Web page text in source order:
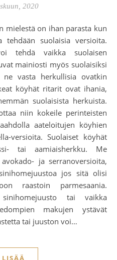
2020
tehdään suolaisia versioita.
tehdä vaikka suolaisen
mainiosti myös suolaisiksi
vasta herkullisia ovatkin
köyhät ritarit ovat ihania,
suolaisista herkuista.
niin kokeile perinteisten
aateloitujen köyhien
versioita. Suolaiset köyhät
tai aamiaisherkku. Me
ja serranoversioita,
jos sitä olisi
raastoin parmesaania.
tai vaikka
makujen ystävät
tai juuston voi…
LISÄÄ